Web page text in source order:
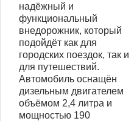
надёжный и
функциональный
внедорожник, который
подойдёт как для
городских поездок, так и
для путешествий.
Автомобиль оснащён
дизельным двигателем
объёмом 2,4 литра и
мощностью 190